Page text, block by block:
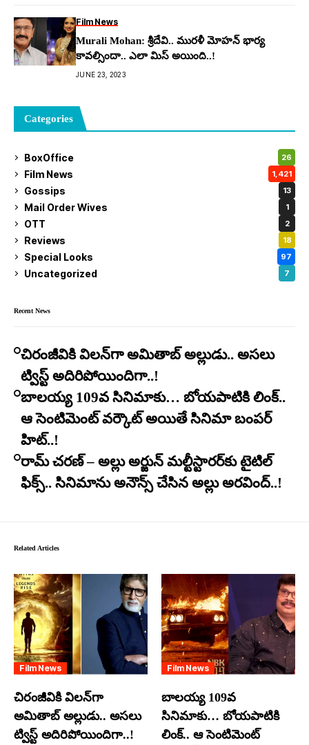
Film News
Murali Mohan: శ్రీదేవి.. ముర‌ళీ మోహ‌న్ భార్య
కావ‌ల్సిందా.. ఎలా మిస్ అయింది..!
JUNE 23, 2023
Categories
BoxOffice 26
Film News 1,421
Gossips 13
Mail Order Wives 1
OTT 2
Reviews 18
Special Looks 97
Uncategorized 7
Recent News
చిరంజీవికి విలన్‌గా అమితాబ్ అల్లుడు.. అసలు
ట్విస్ట్ అదిరిపోయిందిగా..!
బాలయ్య 109వ సినిమాకు… బోయపాటికి లింక్..
ఆ సెంటిమెంట్ వర్కౌట్ అయితే సినిమా బంపర్
హిట్..!
రామ్ చరణ్ – అల్లు అర్జున్ మల్టీస్టారర్​కు టైటిల్
ఫిక్స్.. సినిమాను అనౌన్స్ చేసిన అల్లు అరవింద్..!
Related Articles
Film News
చిరంజీవికి విలన్‌గా
అమితాబ్ అల్లుడు.. అసలు
ట్విస్ట్ అదిరిపోయిందిగా..!
Film News
బాలయ్య 109వ
సినిమాకు… బోయపాటికి
లింక్.. ఆ సెంటిమెంట్